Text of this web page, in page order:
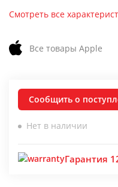
Смотреть все
Все товары Apple
Сообщить о
Нет в наличии
Гарантия